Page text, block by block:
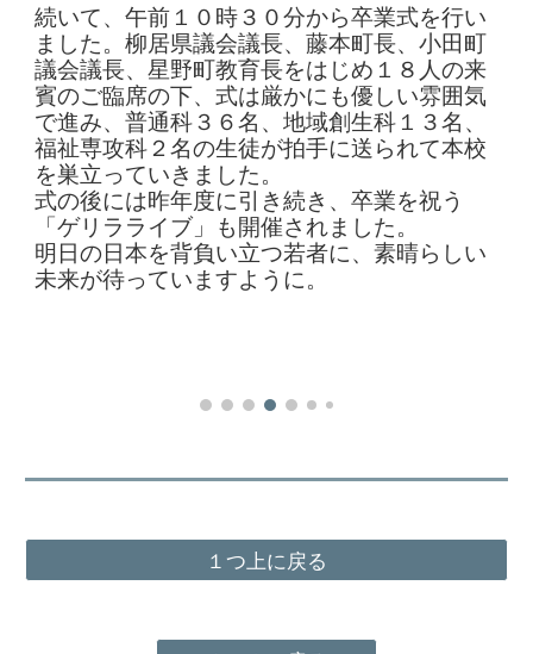
続いて、午前１０時３０分から卒業式を行い
ました。柳居県議会議長、藤本町長、小田町
議会議長、星野町教育長をはじめ１８人の来
賓のご臨席の下、式は厳かにも優しい雰囲気
で進み、普通科３６名、地域創生科１３名、
福祉専攻科２名の生徒が拍手に送られて本校
を巣立っていきました。
式の後には昨年度に引き続き、卒業を祝う
「ゲリラライブ」も開催されました。
明日の日本を背負い立つ若者に、素晴らしい
未来が待っていますように。
１つ上に戻る